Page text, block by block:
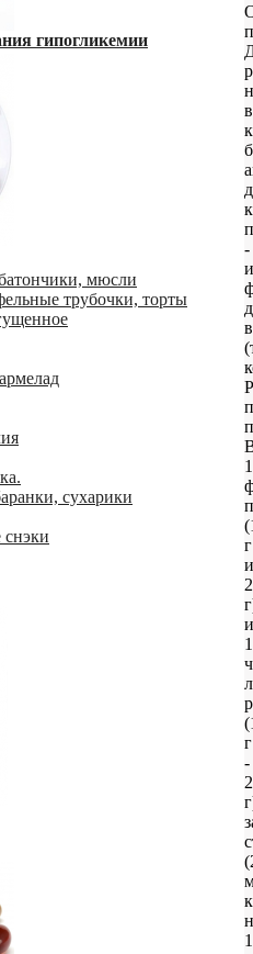
гипогликемии
мюсли
трубочки, торты
сухарики
в
к
-
1
г
1
г
-